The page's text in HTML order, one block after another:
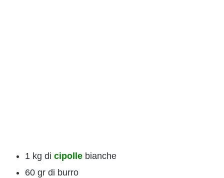
1 kg di cipolle bianche
60 gr di burro